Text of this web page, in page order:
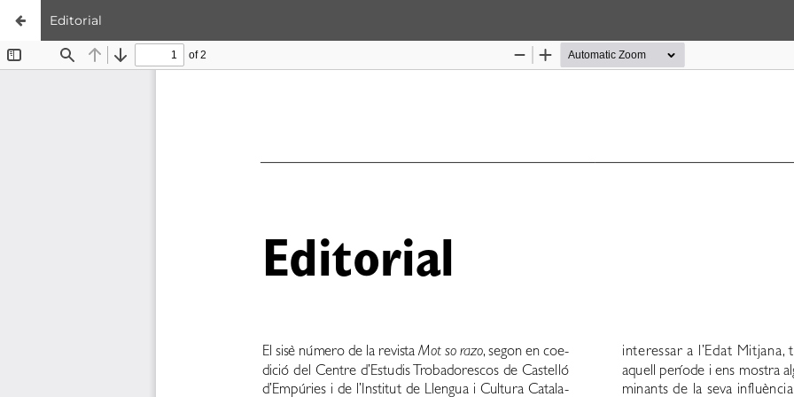
Editorial